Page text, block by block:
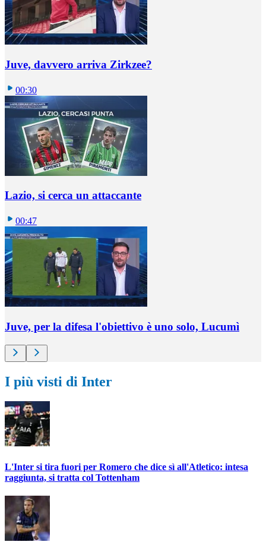
Juve, davvero arriva Zirkzee?
00:30
Lazio, si cerca un attaccante
00:47
Juve, per la difesa l'obiettivo è uno solo, Lucumì
I più visti di Inter
L'Inter si tira fuori per Romero che dice sì all'Atletico: intesa
raggiunta, si tratta col Tottenham